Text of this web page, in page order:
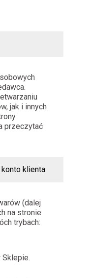
jak i innych
przeczytać
klienta
(dalej
na stronie
trybach:
Sklepie.